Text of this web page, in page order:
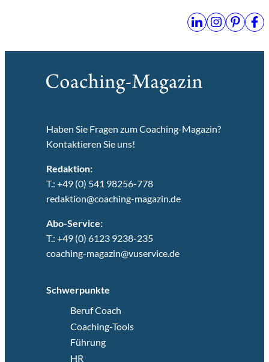
Haben Sie Fragen zum Coaching-Magazin?
Kontaktieren Sie uns!
Redaktion:
T.: +49 (0) 541 98256-778
redaktion@coaching-magazin.de
Abo-Service:
T.: +49 (0) 6123 9238-235
coaching-magazin@vuservice.de
Schwerpunkte
Beruf Coach
Coaching-Tools
Führung
HR